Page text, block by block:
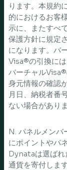
ります。本規約
的におけるお客
示に、またすべ
保護方針に規定
になります。バ
Visa®の引換に
バーチャル
身元情報の確認
月日、納税者番
ない場合がありま
N. パネルメン
にポイントやパ
Dynataは選ばれ
通貨を寄付しま